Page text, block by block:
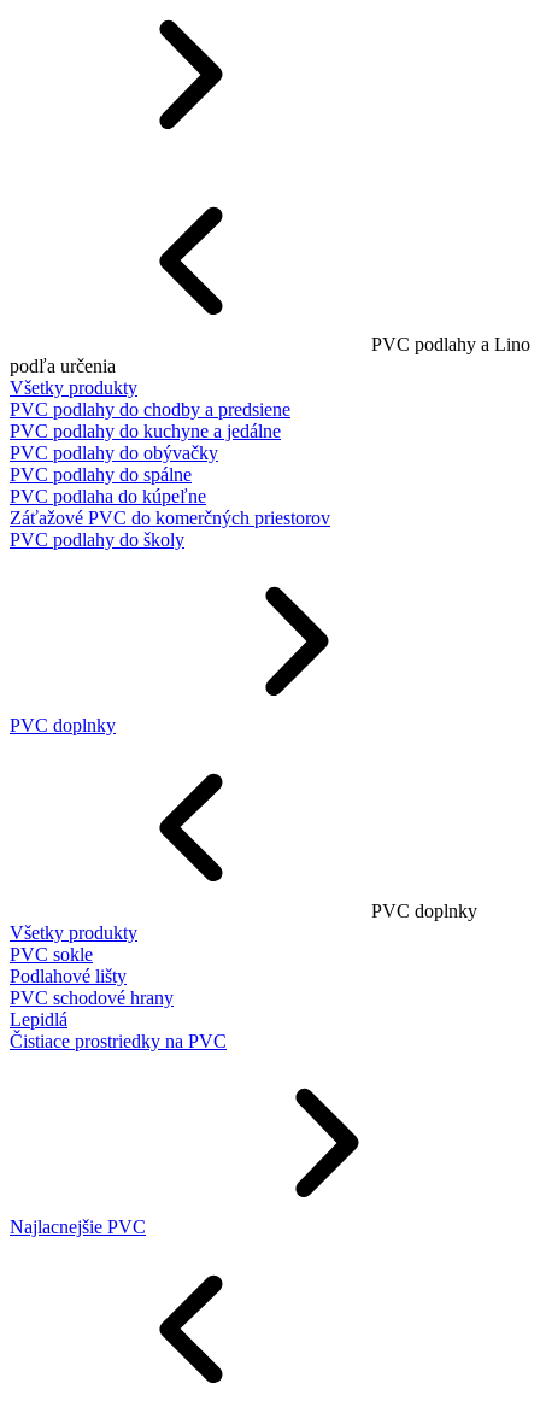
PVC podlahy a Lino
podľa určenia
Všetky produkty
PVC podlahy do chodby a predsiene
PVC podlahy do kuchyne a jedálne
PVC podlahy do obývačky
PVC podlahy do spálne
PVC podlaha do kúpeľne
Záťažové PVC do komerčných priestorov
PVC podlahy do školy
PVC doplnky
PVC doplnky
Všetky produkty
PVC sokle
Podlahové lišty
PVC schodové hrany
Lepidlá
Čistiace prostriedky na PVC
Najlacnejšie PVC